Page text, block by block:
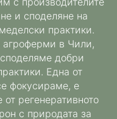
и споделяне на
практики.
агроферми в Чили,
добри
Една от
фокусираме, е
регенеративното
с природата за